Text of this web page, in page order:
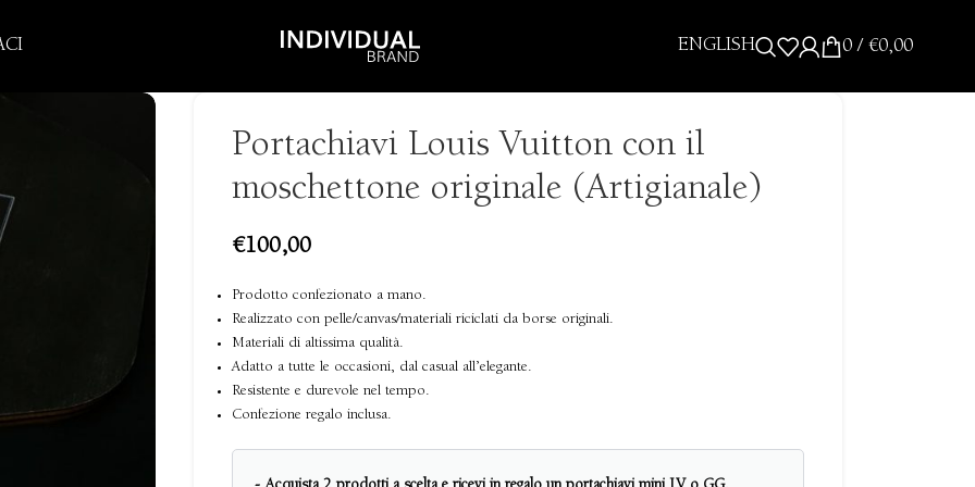
ENGLISH 0/ €0,00
Portachiavi Louis Vuitton con il
moschettone originale (Artigianale)
€100,00
Prodotto confezionato a mano.
Realizzato con pelle/canvas/materiali riciclati da borse originali.
Materiali di altissima qualità.
Adatto a tutte le occasioni, dal casual all’elegante.
Resistente e durevole nel tempo.
Confezione regalo inclusa.